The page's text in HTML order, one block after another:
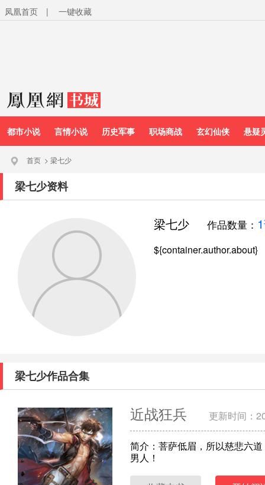
凤凰首页 | 一键收藏
都市小说 言情小说 历史军事 职场商战 玄幻仙侠 悬疑
首页 > 梁七少
梁七少资料
梁七少 作品数量：
${container.author.about}
梁七少作品合集
近战狂兵 更新时间：
简介：菩萨低眉，所以慈悲六
男人！